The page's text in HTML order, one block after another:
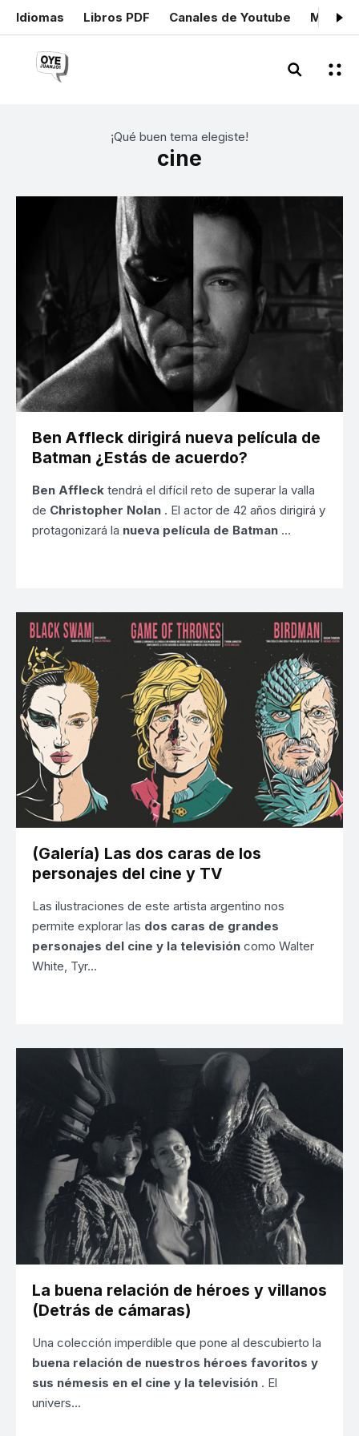
Idiomas Libros PDF Canales de Youtube Mis
¡Qué buen tema elegiste!
cine
Ben Affleck dirigirá nueva película de
Batman ¿Estás de acuerdo?
Ben Affleck tendrá el difícil reto de superar la valla
de Christopher Nolan . El actor de 42 años dirigirá y
protagonizará la nueva película de Batman …
(Galería) Las dos caras de los
personajes del cine y TV
Las ilustraciones de este artista argentino nos
permite explorar las dos caras de grandes
personajes del cine y la televisión como Walter
White, Tyr…
La buena relación de héroes y villanos
(Detrás de cámaras)
Una colección imperdible que pone al descubierto la
buena relación de nuestros héroes favoritos y
sus némesis en el cine y la televisión . El
univers…